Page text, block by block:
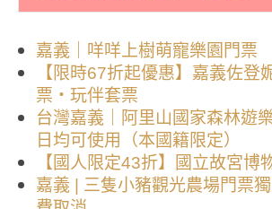
嘉義｜咩咩上樹萌寵樂園門票
【限時67折起優惠】嘉義佐登
票・玩伴套票
台灣嘉義｜阿里山國家森林遊
日均可使用（本國籍限定）
【國人限定43折】國立故宮博
嘉義 | 三隻小豬觀光農場門票